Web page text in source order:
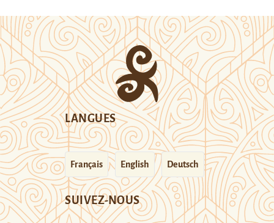
LANGUES
Français English Deutsch
SUIVEZ-NOUS